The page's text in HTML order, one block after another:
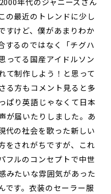
の最近のトレンドに少し
すけど、僕があまりわか
するのではなく「チグハ
ってる国産アイドルソン
て制作しよう！と思って
る方もコメント見ると多
ぱり英語じゃなくて日本
が届いたりしました。あ
代の社会を歌った新しい
をされがちですが、これ
フルのコンセプトで中世
みたいな雰囲気があった
です。衣装のセーラー服